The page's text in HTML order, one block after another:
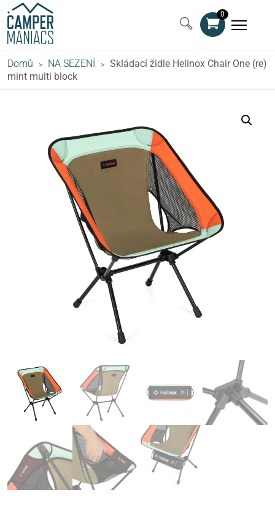
0
Domů > NA SEZENÍ >
Skládací židle Helinox Chair One (re)
mint multi block